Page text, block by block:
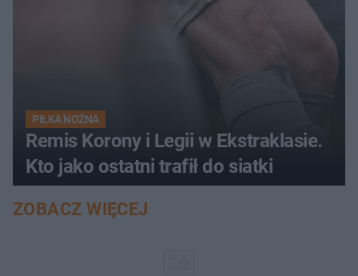
PIŁKA NOŻNA
Remis Korony i Legii w Ekstraklasie.
Kto jako ostatni trafił do siatki
ZOBACZ WIĘCEJ